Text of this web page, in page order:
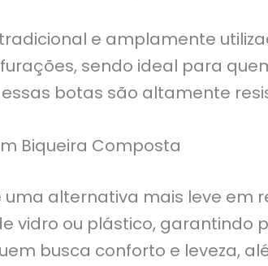
e amplamente
sendo ideal para
essas botas são altamente
Biqueira Composta
uma alternativa mais leve em
vidro ou plástico, garantindo
busca conforto e leveza,